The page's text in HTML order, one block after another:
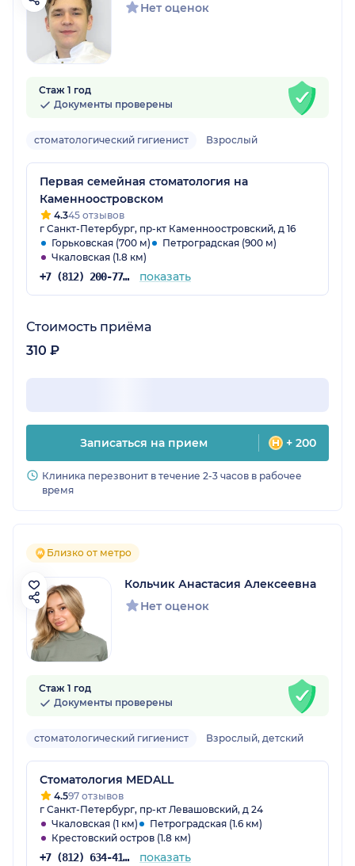
Нет оценок
Стаж 1 год
Документы проверены
стоматологический гигиенист Взрослый
Первая семейная стоматология на
Каменноостровском
4.345 отзывов
г Санкт-Петербург, пр-кт Каменноостровский, д 16
Горьковская (700 м)
Петроградская (900 м)
Чкаловская (1.8 км)
+7 (812) 200-77-54 показать
Стоимость приёма
310 ₽
Записаться на прием + 200
Клиника перезвонит в течение 2-3 часов в рабочее
время
Близко от метро
Кольчик Анастасия Алексеевна
Нет оценок
Стаж 1 год
Документы проверены
стоматологический гигиенист Взрослый, детский
Стоматология MEDALL
4.597 отзывов
г Санкт-Петербург, пр-кт Левашовский, д 24
Чкаловская (1 км)
Петроградская (1.6 км)
Крестовский остров (1.8 км)
+7 (812) 634-41-16 показать